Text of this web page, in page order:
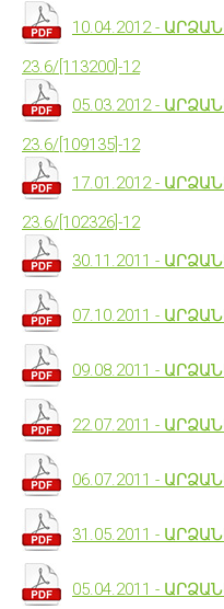
10.04.2012 -
23.6/[113200]-12
05.03.2012 -
23.6/[109135]-12
17.01.2012 -
23.6/[102326]-12
30.11.2011 -
07.10.2011 -
09.08.2011 -
22.07.2011 -
06.07.2011 -
31.05.2011 -
05.04.2011 -